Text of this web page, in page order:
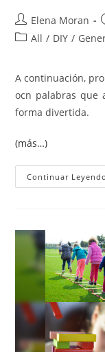
Elena Moran
All / DIY /
A continuación,
ocn palabras que
forma divertida.
(más…)
Continuar Leyendo